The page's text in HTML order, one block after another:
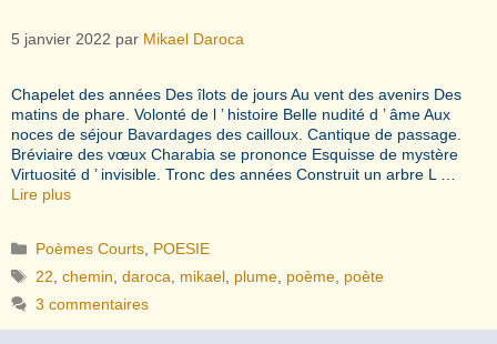
5 janvier 2022 par Mikael Daroca
Chapelet des années Des îlots de jours Au vent des avenirs Des
matins de phare. Volonté de l ’ histoire Belle nudité d ’ âme Aux
noces de séjour Bavardages des cailloux. Cantique de passage.
Bréviaire des vœux Charabia se prononce Esquisse de mystère
Virtuosité d ’ invisible. Tronc des années Construit un arbre L …
Lire plus
Catégories
Poèmes Courts POESIE
Étiquettes
22 ,chemin ,daroca mikael plume poème poète
3 commentaires